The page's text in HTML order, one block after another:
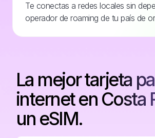
Te conectas a redes locales sin
operador de roaming de tu país de
La mejor tarjeta
internet en Costa
un eSIM.